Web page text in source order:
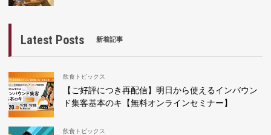
Latest Posts 新着記事
飲食トピックス
【ご好評につき再配信】明日から使えるインバウン
ド集客基本のキ【無料オンラインセミナー】
飲食トピックス